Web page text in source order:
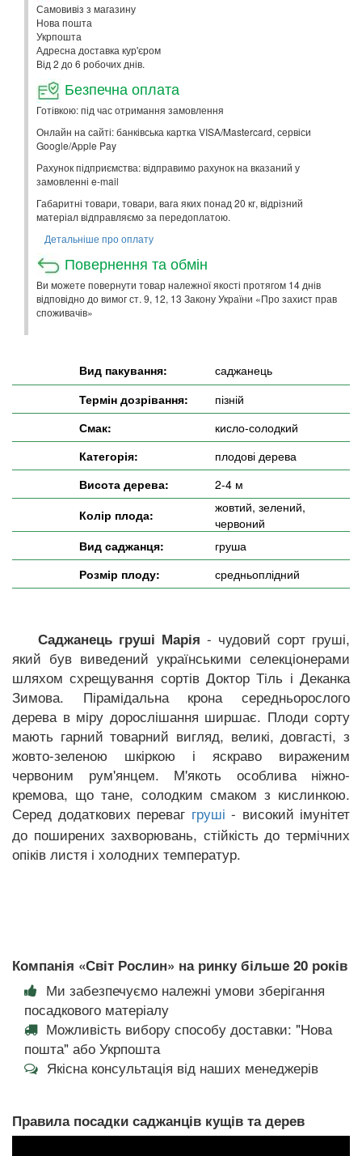
Самовивіз з магазину
Нова пошта
Укрпошта
Адресна доставка кур'єром
Від 2 до 6 робочих днів.
Безпечна оплата
Готівкою: під час отримання замовлення
Онлайн на сайті: банківська картка VISA/Mastercard, сервіси
Google/Apple Pay
Рахунок підприємства: відправимо рахунок на вказаний у
замовленні e-mail
Габаритні товари, товари, вага яких понад 20 кг, відрізний
матеріал відправляємо за передоплатою.
Детальніше про оплату
Повернення та обмін
Ви можете повернути товар належної якості протягом 14 днів
відповідно до вимог ст. 9, 12, 13 Закону України «Про захист прав
споживачів»
Вид пакування:
саджанець
Термін дозрівання:
пізній
Смак:
кисло-солодкий
Категорія:
плодові дерева
Висота дерева:
2-4 м
Колір плода:
жовтий, зелений,
червоний
Вид саджанця:
груша
Розмір плоду:
средньоплідний
Саджанець груші Марія - чудовий сорт груші,
який був виведений українськими селекціонерами
шляхом схрещування сортів Доктор Тіль і Деканка
Зимова. Пірамідальна крона середньорослого
дерева в міру дорослішання ширшає. Плоди сорту
мають гарний товарний вигляд, великі, довгасті, з
жовто-зеленою шкіркою і яскраво вираженим
червоним рум'янцем. М'якоть особлива ніжно-
кремова, що тане, солодким смаком з кислинкою.
Серед додаткових переваг груші - високий імунітет
до поширених захворювань, стійкість до термічних
опіків листя і холодних температур.
Компанія «Світ Рослин» на ринку більше 20 років
Ми забезпечуємо належні умови зберігання
посадкового матеріалу
Можливість вибору способу доставки: "Нова
пошта" або Укрпошта
Якісна консультація від наших менеджерів
Правила посадки саджанців кущів та дерев